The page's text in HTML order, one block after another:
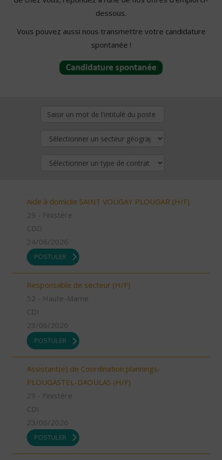
dessous.
Vous pouvez aussi nous transmettre votre candidature
spontanée !
Aide à domicile SAINT VOUGAY PLOUGAR (H/F)
29 - Finistère
CDD
24/06/2026
POSTULER
Responsable de secteur (H/F)
52 - Haute-Marne
CDI
23/06/2026
POSTULER
Assistant(e) de Coordination plannings-
PLOUGASTEL-DAOULAS (H/F)
29 - Finistère
CDI
23/06/2026
POSTULER